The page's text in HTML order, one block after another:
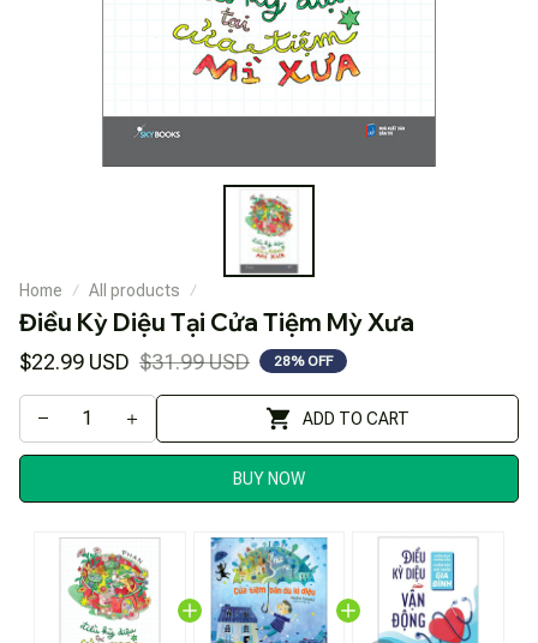
Home All products
Điều Kỳ Diệu Tại Cửa Tiệm Mỳ Xưa
$22.99 USD $31.99 USD 28% OFF
ADD TO CART
BUY NOW